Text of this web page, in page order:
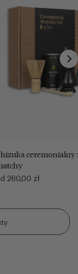
ceremonialny
260,00 zł